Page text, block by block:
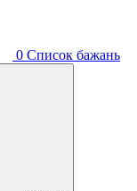
0 Список бажань